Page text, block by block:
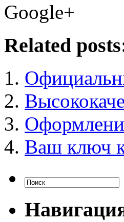
Google+
Related
Ваш ключ